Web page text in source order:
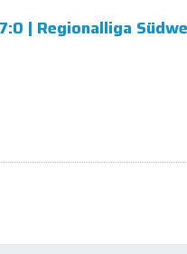
7:0 | Regionalliga